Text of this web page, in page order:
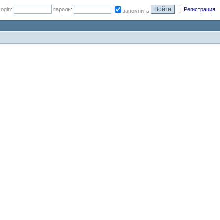
пароль: запомнить Регистрация